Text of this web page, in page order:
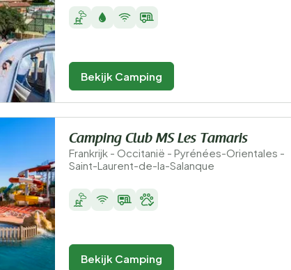
Bekijk Camping
Camping Club MS Les Tamaris
Frankrijk - Occitanië - Pyrénées-Orientales -
Saint-Laurent-de-la-Salanque
Bekijk Camping